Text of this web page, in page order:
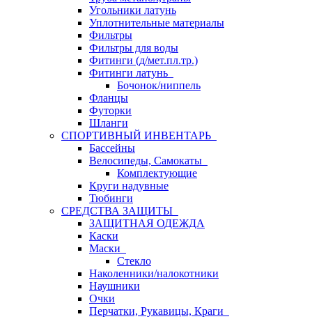
Угольники латунь
Уплотнительные материалы
Фильтры
Фильтры для воды
Фитинги (д/мет.пл.тр.)
Фитинги латунь
Бочонок/ниппель
Фланцы
Футорки
Шланги
СПОРТИВНЫЙ ИНВЕНТАРЬ
Бассейны
Велосипеды, Самокаты
Комплектующие
Круги надувные
Тюбинги
СРЕДСТВА ЗАЩИТЫ
ЗАЩИТНАЯ ОДЕЖДА
Каски
Маски
Стекло
Наколенники/налокотники
Наушники
Очки
Перчатки, Рукавицы, Краги